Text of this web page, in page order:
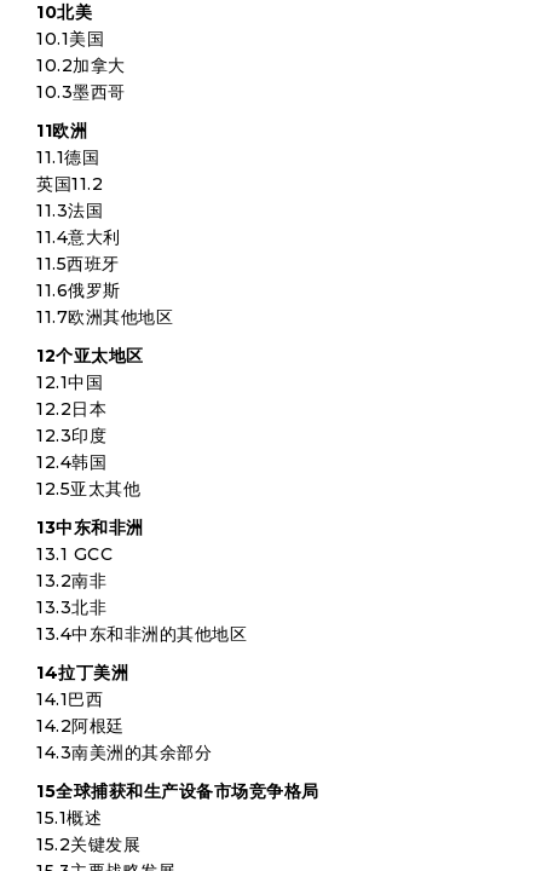
10北美
10.1美国
10.2加拿大
10.3墨西哥
11欧洲
11.1德国
英国11.2
11.3法国
11.4意大利
11.5西班牙
11.6俄罗斯
11.7欧洲其他地区
12个亚太地区
12.1中国
12.2日本
12.3印度
12.4韩国
12.5亚太其他
13中东和非洲
13.1 GCC
13.2南非
13.3北非
13.4中东和非洲的其他地区
14拉丁美洲
14.1巴西
14.2阿根廷
14.3南美洲的其余部分
15全球捕获和生产设备市场竞争格局
15.1概述
15.2关键发展